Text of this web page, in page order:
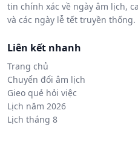
tin chính xác về ngày âm lịch,
và các ngày lễ tết truyền thống.
Liên kết nhanh
Trang chủ
Chuyển đổi âm lịch
Gieo quẻ hỏi việc
Lịch năm 2026
Lịch tháng 8